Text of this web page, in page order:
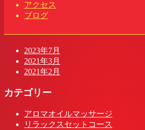
アクセス
ブログ
最近のコメント
2023年7月
2021年3月
2021年2月
カテゴリー
アロマオイルマッサージ
リラックスセットコース